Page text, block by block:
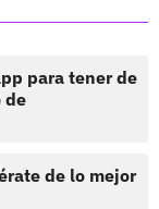
para tener de
de
de lo mejor